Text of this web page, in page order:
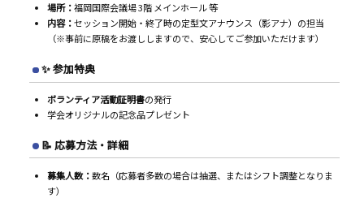
場所：福岡国際会議場 3階 メインホール 等
内容：セッション開始・終了時の定型文アナウンス（影アナ）の担当
（※事前に原稿をお渡ししますので、安心してご参加いただけます）
✨ 参加特典
ボランティア活動証明書の発行
学会オリジナルの記念品プレゼント
📝 応募方法・詳細
募集人数：数名（応募者多数の場合は抽選、またはシフト調整となりま
す）